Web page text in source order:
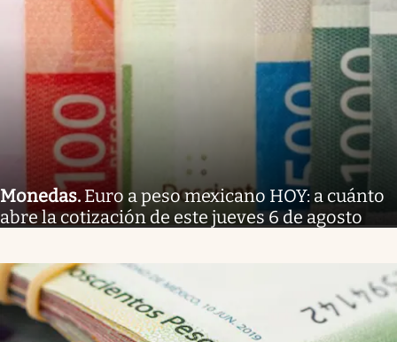
Monedas. Euro a peso mexicano HOY: a cuánto
abre la cotización de este jueves 6 de agosto